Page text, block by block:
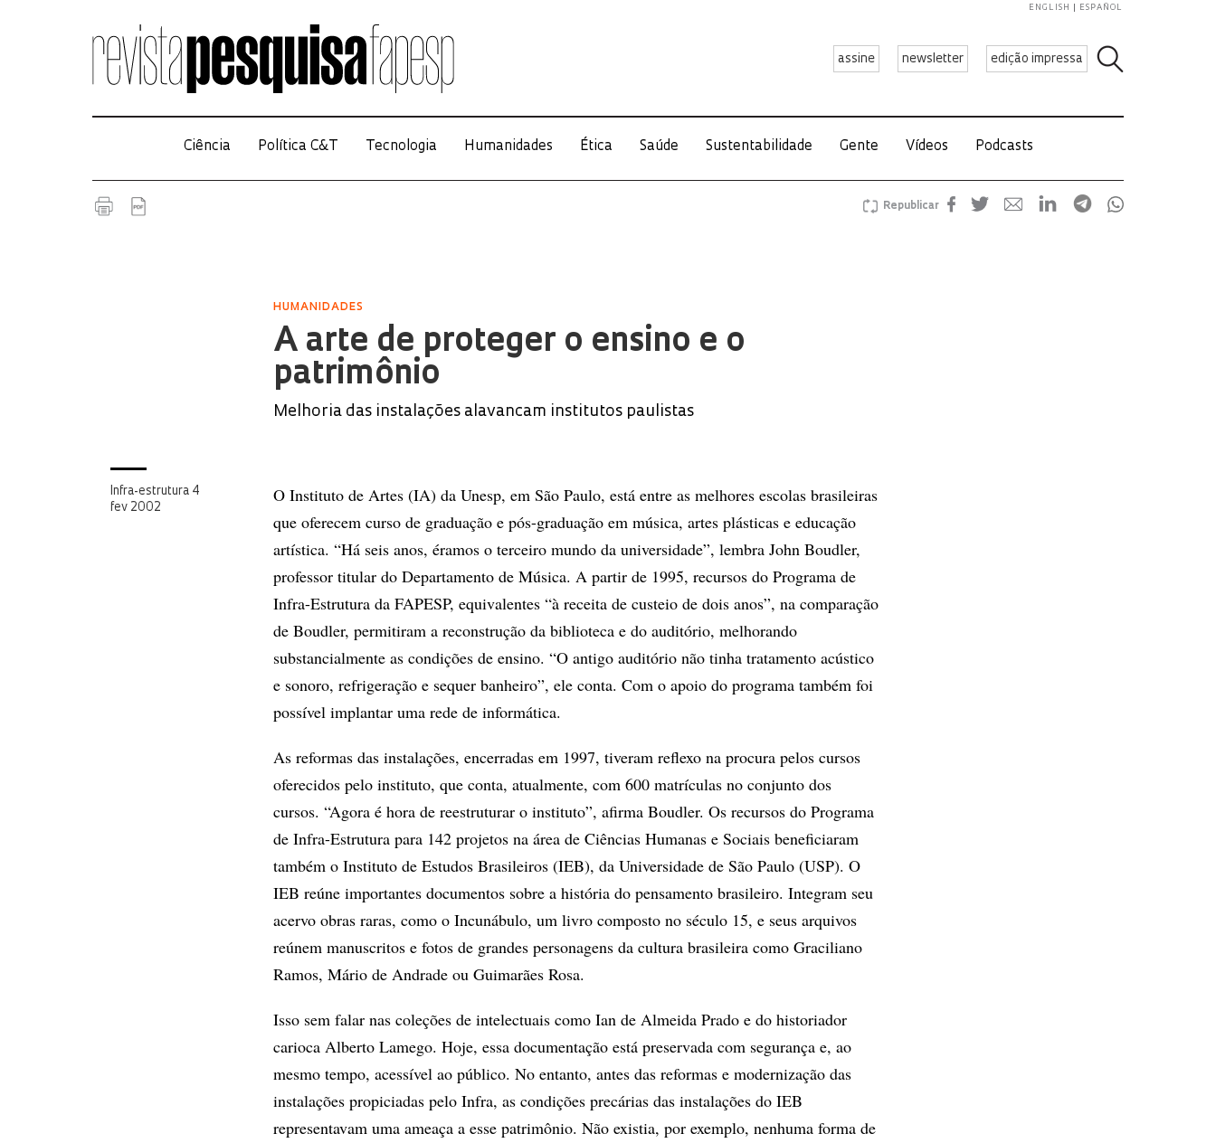
assine newsletter edição impressa
ENGLISH ESPAÑOL
Ciência Política C&T Tecnologia Humanidades Ética Saúde Sustentabilidade Gente Vídeos Podcasts
Republicar
HUMANIDADES
A arte de proteger o ensino e o
patrimônio
Melhoria das instalações alavancam institutos paulistas
Infra-estrutura 4
fev 2002
O Instituto de Artes (IA) da Unesp, em São Paulo, está entre as melhores escolas brasileiras
que oferecem curso de graduação e pós-graduação em música, artes plásticas e educação
artística. “Há seis anos, éramos o terceiro mundo da universidade”, lembra John Boudler,
professor titular do Departamento de Música. A partir de 1995, recursos do Programa de
Infra-Estrutura da FAPESP, equivalentes “à receita de custeio de dois anos”, na comparação
de Boudler, permitiram a reconstrução da biblioteca e do auditório, melhorando
substancialmente as condições de ensino. “O antigo auditório não tinha tratamento acústico
e sonoro, refrigeração e sequer banheiro”, ele conta. Com o apoio do programa também foi
possível implantar uma rede de informática.
As reformas das instalações, encerradas em 1997, tiveram reflexo na procura pelos cursos
oferecidos pelo instituto, que conta, atualmente, com 600 matrículas no conjunto dos
cursos. “Agora é hora de reestruturar o instituto”, afirma Boudler. Os recursos do Programa
de Infra-Estrutura para 142 projetos na área de Ciências Humanas e Sociais beneficiaram
também o Instituto de Estudos Brasileiros (IEB), da Universidade de São Paulo (USP). O
IEB reúne importantes documentos sobre a história do pensamento brasileiro. Integram seu
acervo obras raras, como o Incunábulo, um livro composto no século 15, e seus arquivos
reúnem manuscritos e fotos de grandes personagens da cultura brasileira como Graciliano
Ramos, Mário de Andrade ou Guimarães Rosa.
Isso sem falar nas coleções de intelectuais como Ian de Almeida Prado e do historiador
carioca Alberto Lamego. Hoje, essa documentação está preservada com segurança e, ao
mesmo tempo, acessível ao público. No entanto, antes das reformas e modernização das
instalações propiciadas pelo Infra, as condições precárias das instalações do IEB
representavam uma ameaça a esse patrimônio. Não existia, por exemplo, nenhuma forma de